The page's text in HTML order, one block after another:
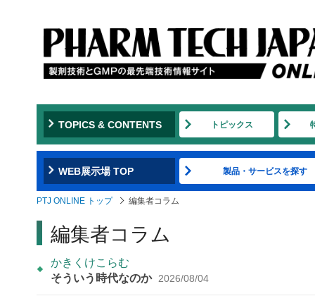
TOPICS & CONTENTS トピックス
WEB展示場 TOP 製品・サービスを探す
PTJ ONLINE トップ 編集者コラム
編集者コラム
かきくけこらむ
そういう時代なのか 2026/08/04